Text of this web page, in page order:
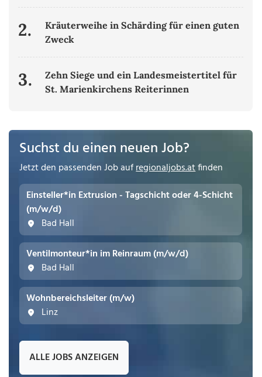
2.
Kräuterweihe in Schärding für einen guten
Zweck
3.
Zehn Siege und ein Landesmeistertitel für
St. Marienkirchens Reiterinnen
Suchst du einen neuen Job?
Jetzt den passenden Job aufregionaljobs.atfinden
Einsteller*in Extrusion - Tagschicht oder 4-Schicht
(m/w/d)
Bad Hall
Ventilmonteur*in im Reinraum (m/w/d)
Bad Hall
Wohnbereichsleiter (m/w)
Linz
ALLE JOBS ANZEIGEN